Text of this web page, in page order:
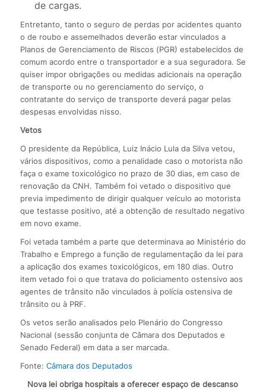
de cargas.
Entretanto, tanto o seguro de perdas por acidentes quanto
o de roubo e assemelhados deverão estar vinculados a
Planos de Gerenciamento de Riscos (PGR) estabelecidos de
comum acordo entre o transportador e a sua seguradora. Se
quiser impor obrigações ou medidas adicionais na operação
de transporte ou no gerenciamento do serviço, o
contratante do serviço de transporte deverá pagar pelas
despesas envolvidas nisso.
Vetos
O presidente da República, Luiz Inácio Lula da Silva vetou,
vários dispositivos, como a penalidade caso o motorista não
faça o exame toxicológico no prazo de 30 dias, em caso de
renovação da CNH. Também foi vetado o dispositivo que
previa impedimento de dirigir qualquer veículo ao motorista
que testasse positivo, até a obtenção de resultado negativo
em novo exame.
Foi vetada também a parte que determinava ao Ministério do
Trabalho e Emprego a função de regulamentação da lei para
a aplicação dos exames toxicológicos, em 180 dias. Outro
item vetado foi o que tratava do policiamento ostensivo aos
agentes de trânsito não vinculados à polícia ostensiva de
trânsito ou à PRF.
Os vetos serão analisados pelo Plenário do Congresso
Nacional (sessão conjunta de Câmara dos Deputados e
Senado Federal) em data a ser marcada.
Fonte: Câmara dos Deputados
Nova lei obriga hospitais a oferecer espaço de descanso